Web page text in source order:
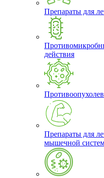
Препараты для
действия
Препараты для
мышечной